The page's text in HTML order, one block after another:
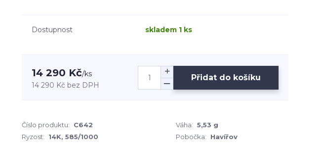
Dostupnost skladem 1 ks
14 290 Kč/ks
14 290 Kč bez DPH
Přidat do košíku
Číslo produktu: C642 Váha: 5,53 g
Ryzost:
14K, 585/1000 Pobočka: Havířov